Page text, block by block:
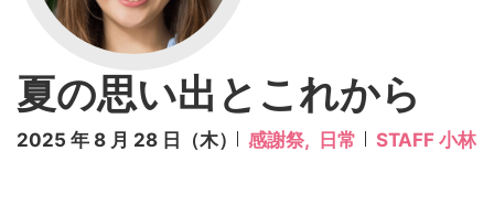
夏の思い出とこれから
2025 年 8 月 28 日（木） 感謝祭, 日常 STAFF 小林